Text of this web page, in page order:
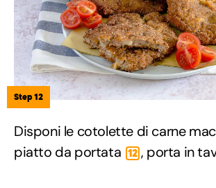
Step 12
Disponi le cotolette di carne
piatto da portata 12 , porta in